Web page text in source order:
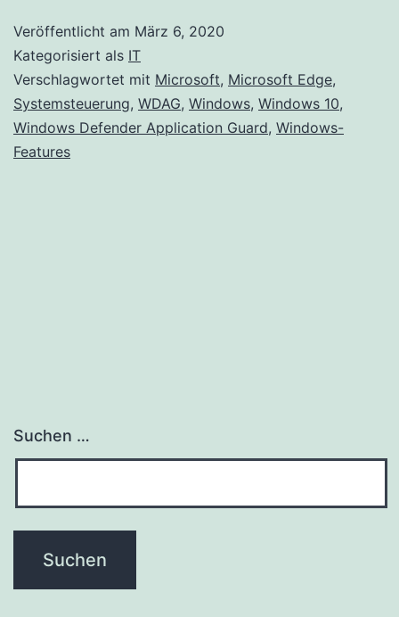
unter
Windows
10
Veröffentlicht am März 6, 2020
Kategorisiert als IT
Verschlagwortet mit Microsoft, Microsoft Edge,
Systemsteuerung, WDAG, Windows, Windows 10,
Windows Defender Application Guard, Windows-
Features
Suchen …